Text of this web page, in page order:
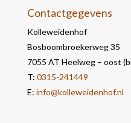
Contactgegevens
Kolleweidenhof
Bosboombroekerweg 35
7055 AT Heelweg – oost
T: 0315-241449
E: info@kolleweidenhof.nl